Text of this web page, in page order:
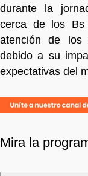
durante la
cerca de los
atención de los
debido a su
expectativas del
Mira la